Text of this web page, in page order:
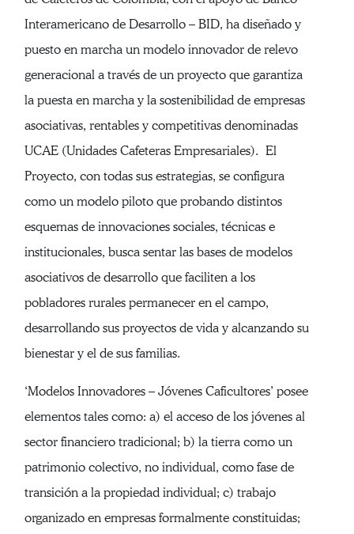
Interamericano de Desarrollo – BID, ha diseñado y
puesto en marcha un modelo innovador de relevo
generacional a través de un proyecto que garantiza
la puesta en marcha y la sostenibilidad de empresas
asociativas, rentables y competitivas denominadas
UCAE (Unidades Cafeteras Empresariales). El
Proyecto, con todas sus estrategias, se configura
como un modelo piloto que probando distintos
esquemas de innovaciones sociales, técnicas e
institucionales, busca sentar las bases de modelos
asociativos de desarrollo que faciliten a los
pobladores rurales permanecer en el campo,
desarrollando sus proyectos de vida y alcanzando su
bienestar y el de sus familias.
‘Modelos Innovadores – Jóvenes Caficultores’ posee
elementos tales como: a) el acceso de los jóvenes al
sector financiero tradicional; b) la tierra como un
patrimonio colectivo, no individual, como fase de
transición a la propiedad individual; c) trabajo
organizado en empresas formalmente constituidas;